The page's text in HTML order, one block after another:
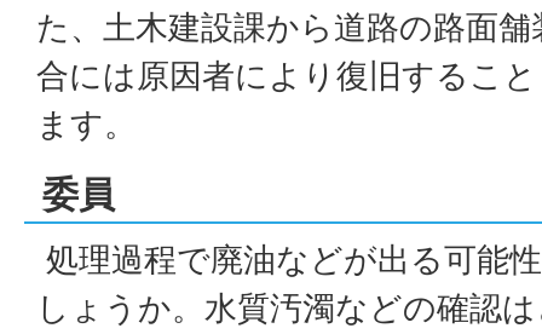
た、土木建設課から道路の路面
合には原因者により復旧するこ
ます。
委員
処理過程で廃油などが出る可能
しょうか。水質汚濁などの確認